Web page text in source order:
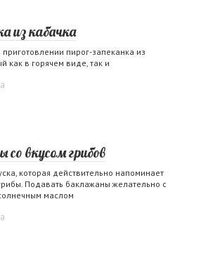
из кабачка
пирог-запеканка из
как в горячем виде, так и
вкусом грибов
которая действительно напоминает
Подавать баклажаны желательно с
маслом